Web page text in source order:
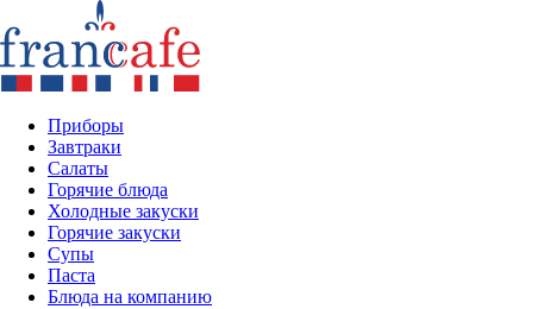
Приборы
Завтраки
Салаты
Горячие блюда
Холодные закуски
Горячие закуски
Супы
Паста
Блюда на компанию